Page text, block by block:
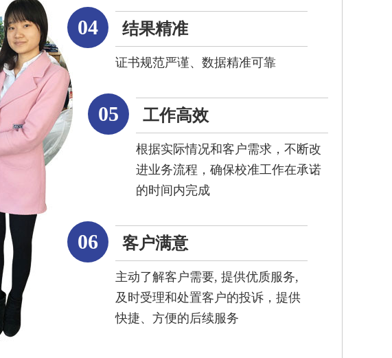
04 结果精准
证书规范严谨、数据精准可靠
05 工作高效
根据实际情况和客户需求，不断改
进业务流程，确保校准工作在承诺
的时间内完成
06 客户满意
主动了解客户需要, 提供优质服务,
及时受理和处置客户的投诉，提供
快捷、方便的后续服务